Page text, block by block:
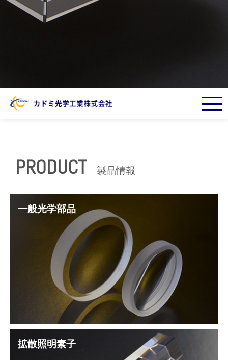
PRODUCT 製品情報
一般光学部品
拡散照明素子